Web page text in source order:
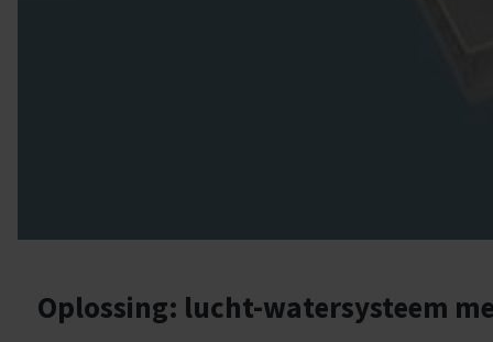
Oplossing: lucht-watersysteem